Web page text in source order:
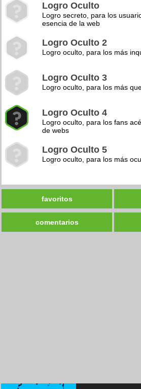
Logro Oculto
Logro secreto, para los
esencia de la web
Logro Oculto 2
Logro oculto, para los más
Logro Oculto 3
Logro oculto, para los más
Logro Oculto 4
Logro oculto, para los fans
de webs
Logro Oculto 5
Logro oculto, para los más
favoritos
comentarios